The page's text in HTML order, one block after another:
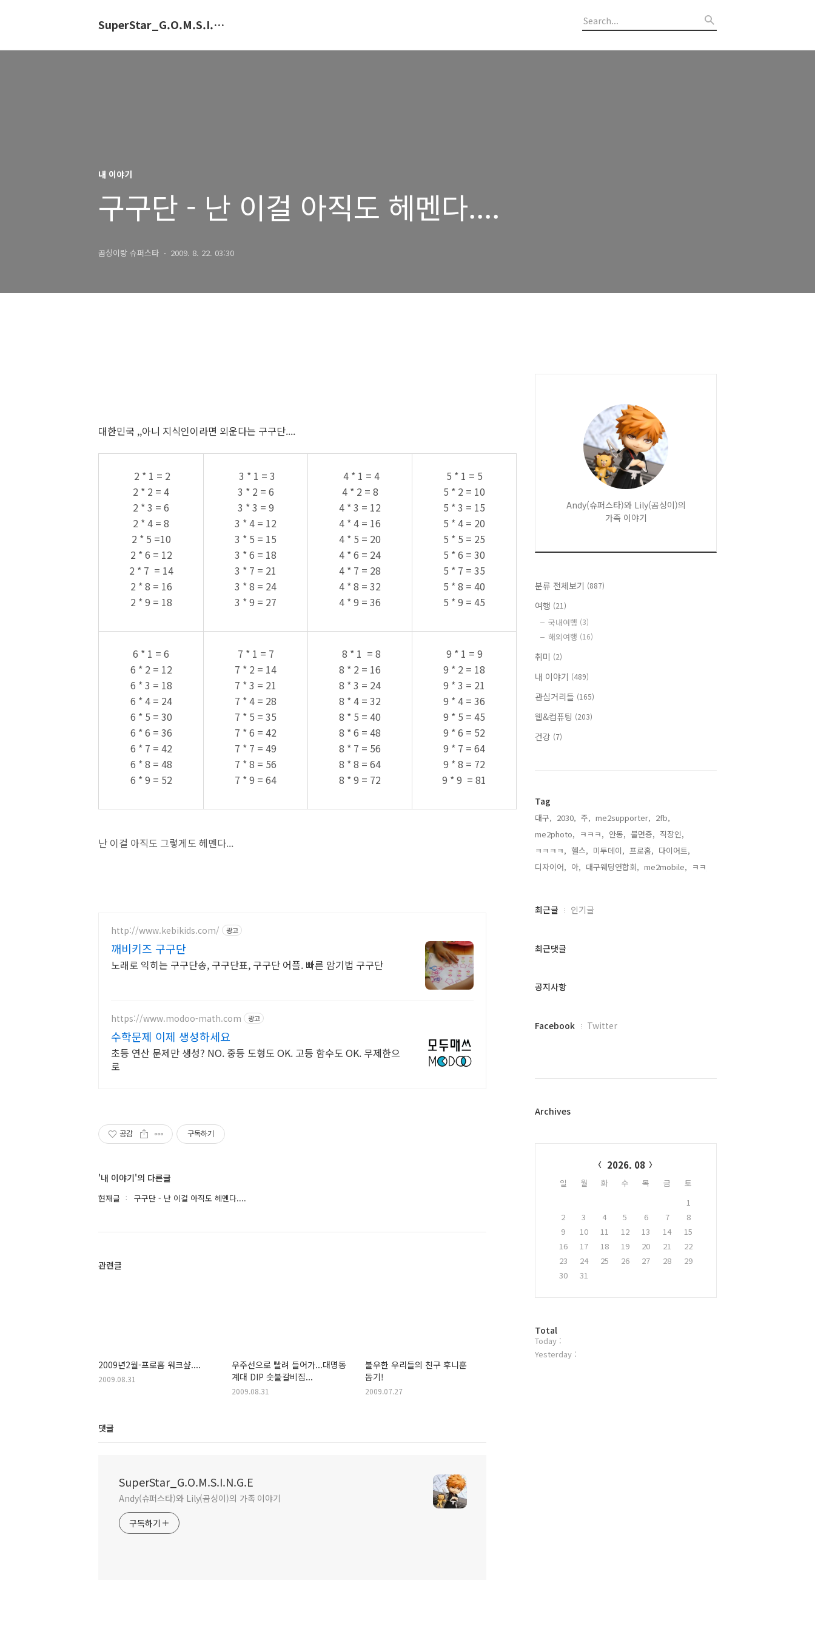
SuperStar_G.O.M.S.I.N.G.E
내 이야기
구구단 - 난 이걸 아직도 헤멘다....
곰싱이랑 슈퍼스타 2009. 8. 22. 03:30
대한민국 ,,아니 지식인이라면 외운다는 구구단....
2 * 1 = 2
2 * 2 = 4
2 * 3 = 6
2 * 4 = 8
2 * 5 =10
2 * 6 = 12
2 * 7 = 14
2 * 8 = 16
2 * 9 = 18
3 * 1 = 3
3 * 2 = 6
3 * 3 = 9
3 * 4 = 12
3 * 5 = 15
3 * 6 = 18
3 * 7 = 21
3 * 8 = 24
3 * 9 = 27
4 * 1 = 4
4 * 2 = 8
4 * 3 = 12
4 * 4 = 16
4 * 5 = 20
4 * 6 = 24
4 * 7 = 28
4 * 8 = 32
4 * 9 = 36
5 * 1 = 5
5 * 2 = 10
5 * 3 = 15
5 * 4 = 20
5 * 5 = 25
5 * 6 = 30
5 * 7 = 35
5 * 8 = 40
5 * 9 = 45
6 * 1 = 6
6 * 2 = 12
6 * 3 = 18
6 * 4 = 24
6 * 5 = 30
6 * 6 = 36
6 * 7 = 42
6 * 8 = 48
6 * 9 = 52
7 * 1 = 7
7 * 2 = 14
7 * 3 = 21
7 * 4 = 28
7 * 5 = 35
7 * 6 = 42
7 * 7 = 49
7 * 8 = 56
7 * 9 = 64
8 * 1 = 8
8 * 2 = 16
8 * 3 = 24
8 * 4 = 32
8 * 5 = 40
8 * 6 = 48
8 * 7 = 56
8 * 8 = 64
8 * 9 = 72
9 * 1 = 9
9 * 2 = 18
9 * 3 = 21
9 * 4 = 36
9 * 5 = 45
9 * 6 = 52
9 * 7 = 64
9 * 8 = 72
9 * 9 = 81
난 이걸 아직도 그렇게도 헤멘다...
http://www.kebikids.com/ 광고
깨비키즈 구구단
노래로 익히는 구구단송, 구구단표, 구구단 어플. 빠른 암기법 구구단
https://www.modoo-math.com 광고
수학문제 이제 생성하세요
초등 연산 문제만 생성? NO. 중등 도형도 OK. 고등 함수도 OK. 무제한으
로
공감 구독하기
'내 이야기'의 다른글
현재글 구구단 - 난 이걸 아직도 헤멘다....
관련글
2009년2월-프로홈 워크샾....
2009.08.31
우주선으로 빨려 들어가...대명동
계대 DIP 숫불갈비집...
2009.08.31
불우한 우리들의 친구 후니훈
돕기!
2009.07.27
댓글
SuperStar_G.O.M.S.I.N.G.E
Andy(슈퍼스타)와 Lily(곰싱이)의 가족 이야기
구독하기
Andy(슈퍼스타)와 Lily(곰싱이)의
가족 이야기
분류 전체보기 (887)
여행 (21)
국내여행 (3)
해외여행 (16)
취미 (2)
내 이야기 (489)
관심거리들 (165)
웹&컴퓨팅 (203)
건강 (7)
Tag
대구, 2030, 주, me2supporter, 2fb,
me2photo, ㅋㅋㅋ, 안동, 불면증, 직장인,
ㅋㅋㅋㅋ, 헬스, 미투데이, 프로홈, 다이어트,
디자이어, 아, 대구웨딩연합회, me2mobile, ㅋㅋ,
최
과
글
최근글 인기글
최근댓글
공지사항
페
플
Facebook Twitter
Archives
2026. 08
일 월 화 수 목 금
토
1
2
3 4 5 6 7
8
9
10 11 12 13 14
15
16
17 18 19 20 21
22
23
24 25 26 27 28
29
30
31
방
문
자
Total
Today :
Yesterday :